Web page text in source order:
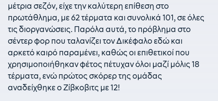
μέτρια σεζόν, είχε την καλύτερη επίθεση στο
πρωτάθλημα, με 62 τέρματα και συνολικά 101, σε όλες
τις διοργανώσεις. Παρόλα αυτά, το πρόβλημα στο
σέντερ φορ που ταλανίζει τον Δικέφαλο εδώ και
αρκετό καιρό παραμένει, καθώς οι επιθετικοί που
χρησιμοποιήθηκαν φέτος πέτυχαν όλοι μαζί μόλις 18
τέρματα, ενώ πρώτος σκόρερ της ομάδας
αναδείχθηκε ο Ζίβκοβιτς με 12!